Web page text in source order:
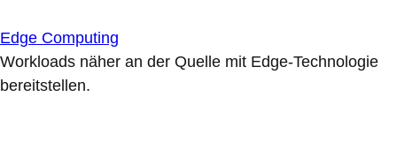
Edge Computing
Workloads näher an der Quelle mit Edge-Technologie
bereitstellen.